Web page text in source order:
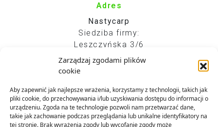
Zarządzaj zgodami plików
cookie
Aby zapewnić jak najlepsze wrażenia, korzystamy z technologii, takich jak
pliki cookie, do przechowywania i/lub uzyskiwania dostępu do informacji o
urządzeniu. Zgoda na te technologie pozwoli nam przetwarzać dane,
takie jak zachowanie podczas przeglądania lub unikalne identyfikatory na
tej stronie. Brak wyrażenia zgody lub wycofanie zgody może
Adres
Nastycarp
Siedziba firmy:
Leszczyńska 3/6
00-339 Warszawa
Kontakt
kontakt@nastycarp.pl